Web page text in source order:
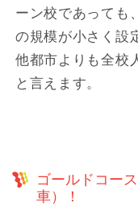
ーン校であっても
の規模が小さく設
他都市よりも全校
と言えます。
ゴールドコー
車）！